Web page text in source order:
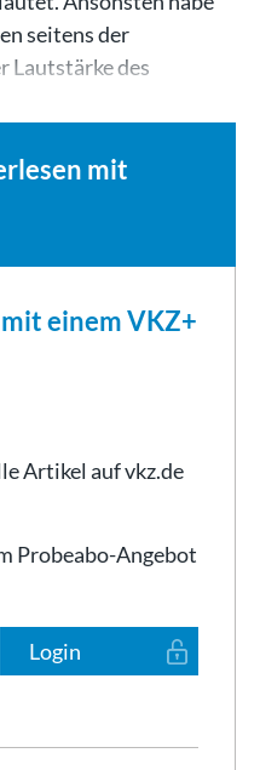
seitens der
Lautstärke des
mit
einem VKZ+
Artikel auf vkz.de
Probeabo-Angebot
Login